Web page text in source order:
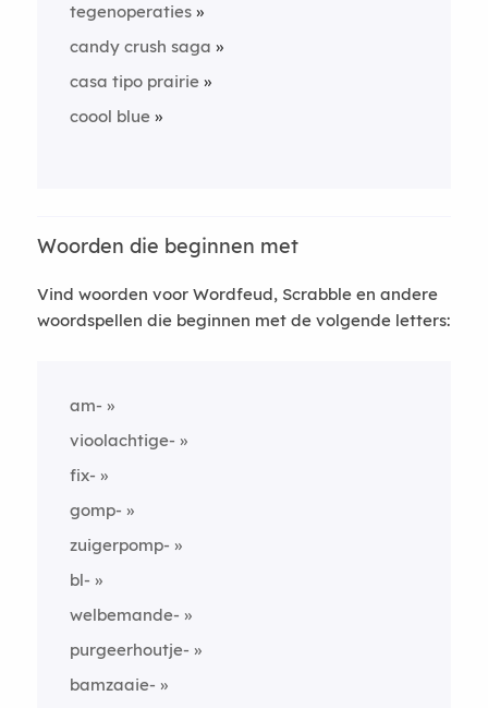
tegenoperaties
candy crush saga
casa tipo prairie
coool blue
Woorden die beginnen met
Vind woorden voor Wordfeud, Scrabble en andere
woordspellen die beginnen met de volgende letters:
am-
vioolachtige-
fix-
gomp-
zuigerpomp-
bl-
welbemande-
purgeerhoutje-
bamzaaie-